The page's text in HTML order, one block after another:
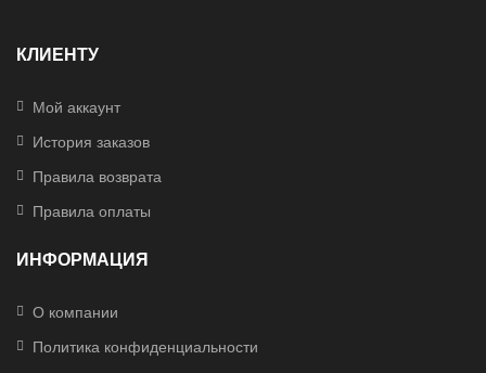
КЛИЕНТУ
Мой аккаунт
История заказов
Правила возврата
Правила оплаты
ИНФОРМАЦИЯ
О компании
Политика конфиденциальности